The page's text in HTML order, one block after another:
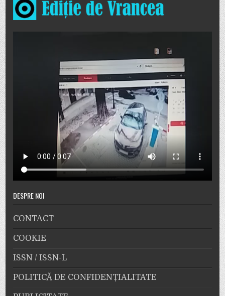
DESPRE NOI
CONTACT
COOKIE
ISSN / ISSN-L
POLITICĂ DE CONFIDENȚIALITATE